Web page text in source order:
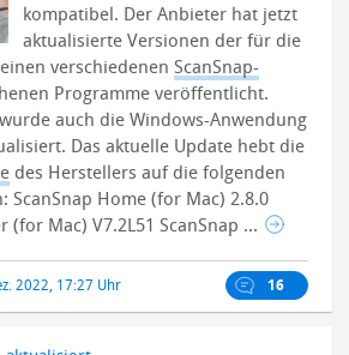
kompatibel. Der Anbieter hat jetzt
aktualisierte Versionen der für die
verschiedenenScanSnap-
Programme veröffentlicht.
auch die Windows-Anwendung
Das aktuelle Update hebt die
des Herstellers auf die folgenden
ScanSnap Home (for Mac) 2.8.0
(for Mac) V7.2L51 ScanSnap ...
2022, 17:27 Uhr 16